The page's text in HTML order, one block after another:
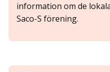
information om de
Saco-S förening.